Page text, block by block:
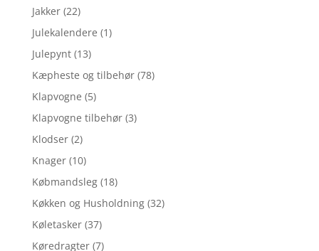
Jakker (22)
Julekalendere (1)
Julepynt (13)
Kæpheste og tilbehør (78)
Klapvogne (5)
Klapvogne tilbehør (3)
Klodser (2)
Knager (10)
Købmandsleg (18)
Køkken og Husholdning (32)
Køletasker (37)
Køredragter (7)